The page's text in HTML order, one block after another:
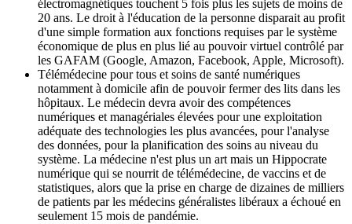
électromagnétiques touchent 5 fois plus les sujets de moins de
20 ans. Le droit à l'éducation de la personne disparait au profit
d'une simple formation aux fonctions requises par le système
économique de plus en plus lié au pouvoir virtuel contrôlé par
les GAFAM (Google, Amazon, Facebook, Apple, Microsoft).
Télémédecine pour tous et soins de santé numériques
notamment à domicile afin de pouvoir fermer des lits dans les
hôpitaux. Le médecin devra avoir des compétences
numériques et managériales élevées pour une exploitation
adéquate des technologies les plus avancées, pour l'analyse
des données, pour la planification des soins au niveau du
système. La médecine n'est plus un art mais un Hippocrate
numérique qui se nourrit de télémédecine, de vaccins et de
statistiques, alors que la prise en charge de dizaines de milliers
de patients par les médecins généralistes libéraux a échoué en
seulement 15 mois de pandémie.